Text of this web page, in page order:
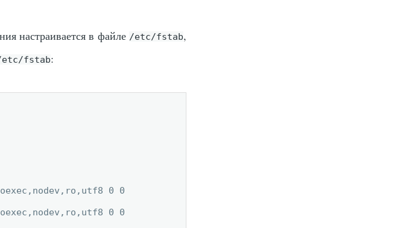
настраивается в файле /etc/fstab,
fstab:
0 0
0 0